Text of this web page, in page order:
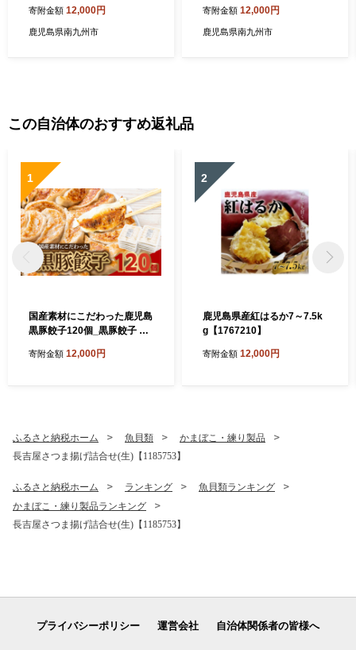
寄附金額 12,000円
鹿児島県南九州市
寄附金額 12,000円
鹿児島県南九州市
この自治体のおすすめ返礼品
1
国産素材にこだわった鹿児島
黒豚餃子120個_黒豚餃子 鹿
惣菜 肉餃子 おかず 焼き餃子
寄附金額 12,000円
2
鹿児島県産紅はるか7～7.5k
g【1767210】
寄附金額 12,000円
ふるさと納税ホーム 魚貝類
かまぼこ・練り製品
長吉屋さつま揚げ詰合せ(生)【1185753】
ふるさと納税ホーム ランキング
魚貝類ランキング
かまぼこ・練り製品ランキング
長吉屋さつま揚げ詰合せ(生)【1185753】
プライバシーポリシー 運営会社 自治体関係者の皆様へ